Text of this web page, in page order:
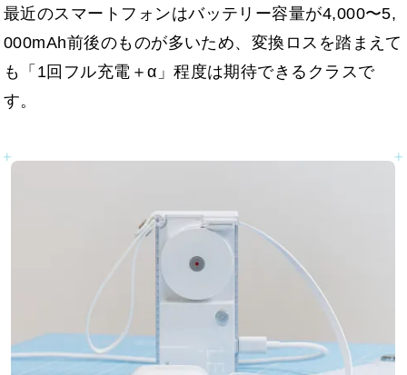
最近のスマートフォンはバッテリー容量が4,000〜5,
000mAh前後のものが多いため、変換ロスを踏まえて
も「1回フル充電＋α」程度は期待できるクラスで
す。